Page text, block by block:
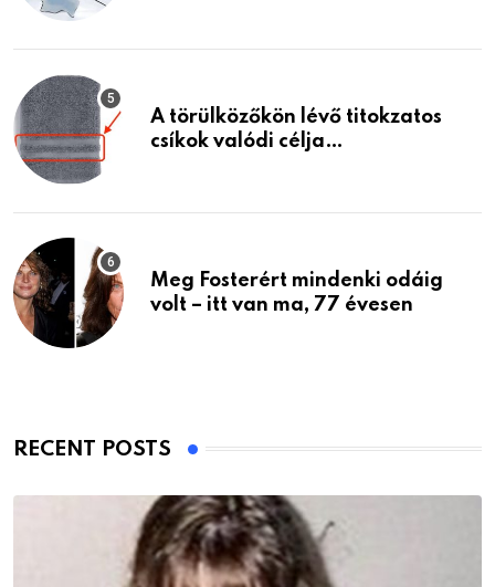
A törülközőkön lévő titokzatos
csíkok valódi célja…
Meg Fosterért mindenki odáig
volt – itt van ma, 77 évesen
RECENT POSTS